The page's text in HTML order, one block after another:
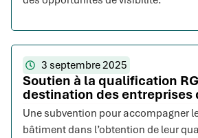
3 septembre 2025
Soutien à la qualification
destination des
Une subvention pour accompagner
bâtiment dans l’obtention de leur